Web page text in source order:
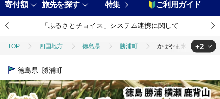
寄付額 旅先を探す 特集 ご利用ガイド
「ふるさとチョイス」システム連携に関して
TOP 四国地方 徳島県 勝浦町 かせやま米 5kg
TOP
TOP 米・穀物 米 精米 かせやま米 5kg
+2
徳島県 勝浦町